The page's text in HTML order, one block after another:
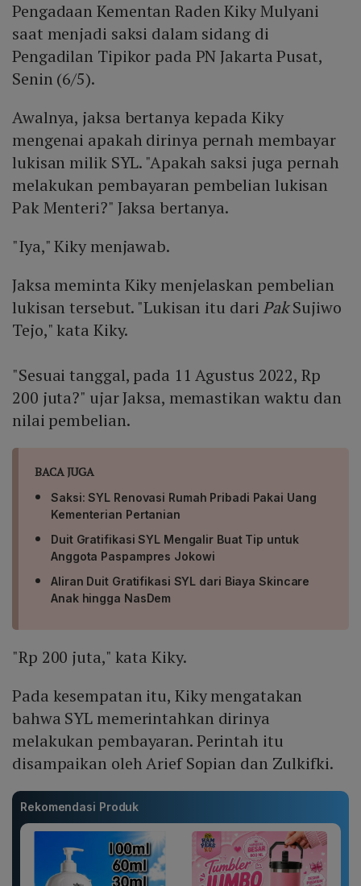
Pengadaan Kementan Raden Kiky Mulyani
saat menjadi saksi dalam sidang di
Pengadilan Tipikor pada PN Jakarta Pusat,
Senin (6/5).
Awalnya, jaksa bertanya kepada Kiky
mengenai apakah dirinya pernah membayar
lukisan milik SYL. "Apakah saksi juga pernah
melakukan pembayaran pembelian lukisan
Pak Menteri?" Jaksa bertanya.
"Iya," Kiky menjawab.
Jaksa meminta Kiky menjelaskan pembelian
lukisan tersebut. "Lukisan itu dari PakSujiwo
Tejo," kata Kiky.
"Sesuai tanggal, pada 11 Agustus 2022, Rp
200 juta?" ujar Jaksa, memastikan waktu dan
nilai pembelian.
BACA JUGA
Saksi: SYL Renovasi Rumah Pribadi Pakai Uang
Kementerian Pertanian
Duit Gratifikasi SYL Mengalir Buat Tip untuk
Anggota Paspampres Jokowi
Aliran Duit Gratifikasi SYL dari Biaya Skincare
Anak hingga NasDem
"Rp 200 juta," kata Kiky.
Pada kesempatan itu, Kiky mengatakan
bahwa SYL memerintahkan dirinya
melakukan pembayaran. Perintah itu
disampaikan oleh Arief Sopian dan Zulkifki.
Rekomendasi Produk